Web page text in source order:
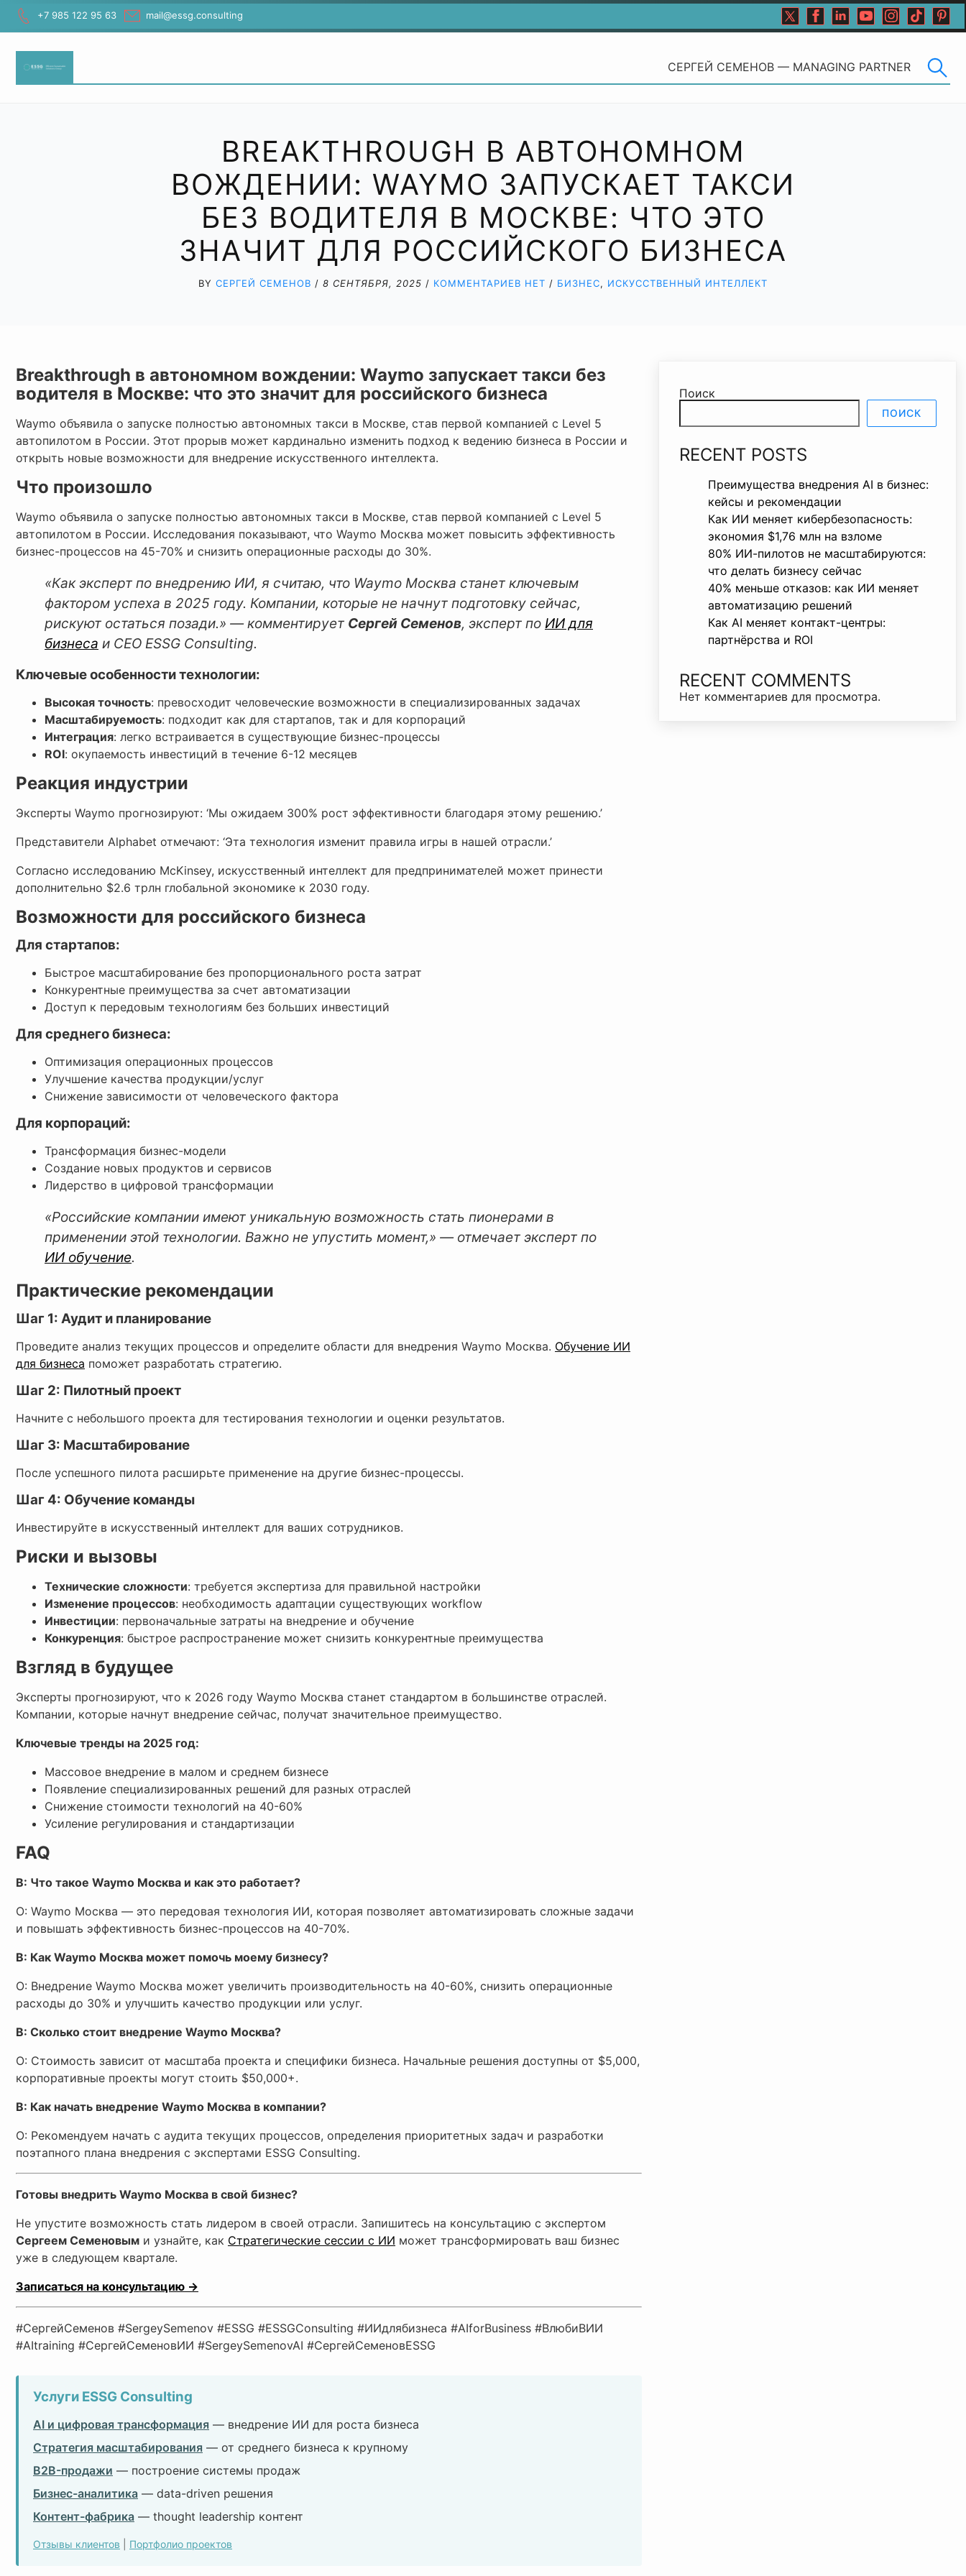
Skip
content
+7 985 122 95 63 mail@essg.consulting
СЕРГЕЙ СЕМЕНОВ — MANAGING PARTNER
BREAKTHROUGH В АВТОНОМНОМ
ВОЖДЕНИИ: WAYMO ЗАПУСКАЕТ ТАКСИ
БЕЗ ВОДИТЕЛЯ В МОСКВЕ: ЧТО ЭТО
ЗНАЧИТ ДЛЯ РОССИЙСКОГО БИЗНЕСА
BY СЕРГЕЙ СЕМЕНОВ / 8 СЕНТЯБРЯ, 2025 / КОММЕНТАРИЕВ НЕТ / БИЗНЕС, ИСКУССТВЕННЫЙ ИНТЕЛЛЕКТ
Breakthrough в автономном вождении: Waymo запускает такси без
водителя в Москве: что это значит для российского бизнеса
Waymo объявила о запуске полностью автономных такси в Москве, став первой компанией с Level 5
автопилотом в России. Этот прорыв может кардинально изменить подход к ведению бизнеса в России и
открыть новые возможности для внедрение искусственного интеллекта.
Что произошло
Waymo объявила о запуске полностью автономных такси в Москве, став первой компанией с Level 5
автопилотом в России. Исследования показывают, что Waymo Москва может повысить эффективность
бизнес-процессов на 45-70% и снизить операционные расходы до 30%.
«Как эксперт по внедрению ИИ, я считаю, что Waymo Москва станет ключевым
фактором успеха в 2025 году. Компании, которые не начнут подготовку сейчас,
рискуют остаться позади.» — комментирует Сергей Семенов, эксперт по ИИ для
бизнеса и CEO ESSG Consulting.
Ключевые особенности технологии:
Высокая точность: превосходит человеческие возможности в специализированных задачах
Масштабируемость: подходит как для стартапов, так и для корпораций
Интеграция: легко встраивается в существующие бизнес-процессы
ROI: окупаемость инвестиций в течение 6-12 месяцев
Реакция индустрии
Эксперты Waymo прогнозируют: ‘Мы ожидаем 300% рост эффективности благодаря этому решению.’
Представители Alphabet отмечают: ‘Эта технология изменит правила игры в нашей отрасли.’
Согласно исследованию McKinsey, искусственный интеллект для предпринимателей может принести
дополнительно $2.6 трлн глобальной экономике к 2030 году.
Возможности для российского бизнеса
Для стартапов:
Быстрое масштабирование без пропорционального роста затрат
Конкурентные преимущества за счет автоматизации
Доступ к передовым технологиям без больших инвестиций
Для среднего бизнеса:
Оптимизация операционных процессов
Улучшение качества продукции/услуг
Снижение зависимости от человеческого фактора
Для корпораций:
Трансформация бизнес-модели
Создание новых продуктов и сервисов
Лидерство в цифровой трансформации
«Российские компании имеют уникальную возможность стать пионерами в
применении этой технологии. Важно не упустить момент,» — отмечает эксперт по
ИИ обучение.
Практические рекомендации
Шаг 1: Аудит и планирование
Проведите анализ текущих процессов и определите области для внедрения Waymo Москва. Обучение ИИ
для бизнеса поможет разработать стратегию.
Шаг 2: Пилотный проект
Начните с небольшого проекта для тестирования технологии и оценки результатов.
Шаг 3: Масштабирование
После успешного пилота расширьте применение на другие бизнес-процессы.
Шаг 4: Обучение команды
Инвестируйте в искусственный интеллект для ваших сотрудников.
Риски и вызовы
Технические сложности: требуется экспертиза для правильной настройки
Изменение процессов: необходимость адаптации существующих workflow
Инвестиции: первоначальные затраты на внедрение и обучение
Конкуренция: быстрое распространение может снизить конкурентные преимущества
Взгляд в будущее
Эксперты прогнозируют, что к 2026 году Waymo Москва станет стандартом в большинстве отраслей.
Компании, которые начнут внедрение сейчас, получат значительное преимущество.
Ключевые тренды на 2025 год:
Массовое внедрение в малом и среднем бизнесе
Появление специализированных решений для разных отраслей
Снижение стоимости технологий на 40-60%
Усиление регулирования и стандартизации
FAQ
В: Что такое Waymo Москва и как это работает?
О: Waymo Москва — это передовая технология ИИ, которая позволяет автоматизировать сложные задачи
и повышать эффективность бизнес-процессов на 40-70%.
В: Как Waymo Москва может помочь моему бизнесу?
О: Внедрение Waymo Москва может увеличить производительность на 40-60%, снизить операционные
расходы до 30% и улучшить качество продукции или услуг.
В: Сколько стоит внедрение Waymo Москва?
О: Стоимость зависит от масштаба проекта и специфики бизнеса. Начальные решения доступны от $5,000,
корпоративные проекты могут стоить $50,000+.
В: Как начать внедрение Waymo Москва в компании?
О: Рекомендуем начать с аудита текущих процессов, определения приоритетных задач и разработки
поэтапного плана внедрения с экспертами ESSG Consulting.
Готовы внедрить Waymo Москва в свой бизнес?
Не упустите возможность стать лидером в своей отрасли. Запишитесь на консультацию с экспертом
Сергеем Семеновым и узнайте, как Стратегические сессии с ИИ может трансформировать ваш бизнес
уже в следующем квартале.
Записаться на консультацию →
#СергейСеменов #SergeySemenov #ESSG #ESSGConsulting #ИИдлябизнеса #AIforBusiness #ВлюбиВИИ
#AItraining #СергейСеменовИИ #SergeySemenovAI #СергейСеменовESSG
Услуги ESSG Consulting
AI и цифровая трансформация — внедрение ИИ для роста бизнеса
Стратегия масштабирования — от среднего бизнеса к крупному
B2B-продажи — построение системы продаж
Бизнес-аналитика — data-driven решения
Контент-фабрика — thought leadership контент
Отзывы клиентов Портфолио проектов
Поиск
ПОИСК
RECENT POSTS
Преимущества внедрения AI в бизнес:
кейсы и рекомендации
Как ИИ меняет кибербезопасность:
экономия $1,76 млн на взломе
80% ИИ-пилотов не масштабируются:
что делать бизнесу сейчас
40% меньше отказов: как ИИ меняет
автоматизацию решений
Как AI меняет контакт-центры:
партнёрства и ROI
RECENT COMMENTS
Нет комментариев для просмотра.